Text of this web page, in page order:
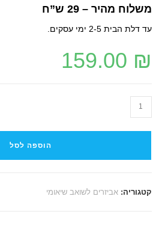
משלוח מהיר – 29 ש”ח
עד דלת הבית 2-5 ימי עסקים.
159.00 ₪
הוספה לסל
קטגוריה:אביזרים לשואב שיאומי